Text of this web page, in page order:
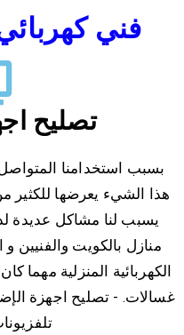
فني
تصليح
بسبب استخدامنا المتواصل
هذا الشيء يعرضها للكثير
يسبب لنا مشاكل عديدة
منازل بالكويت والفنيين
الكهربائية المنزلية مهما
غسالات. - تصليح اجهزة